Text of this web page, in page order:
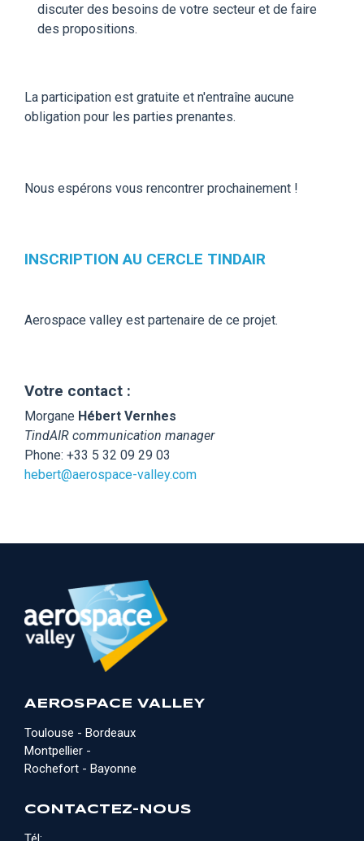
discuter des besoins de votre secteur et de faire
des propositions.
La participation est gratuite et n'entraîne aucune
obligation pour les parties prenantes.
Nous espérons vous rencontrer prochainement !
INSCRIPTION AU CERCLE TINDAIR
Aerospace valley est partenaire de ce projet.
Votre contact :
Morgane Hébert Vernhes
TindAIR communication manager
Phone: +33 5 32 09 29 03
hebert@aerospace-valley.com
AEROSPACE VALLEY
Toulouse - Bordeaux
Montpellier -
Rochefort - Bayonne
CONTACTEZ-NOUS